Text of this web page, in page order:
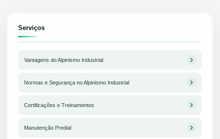
Serviços
Vantagens do Alpinismo Industrial
Normas e Segurança no Alpinismo Industrial
Certificações e Treinamentos
Manutenção Predial